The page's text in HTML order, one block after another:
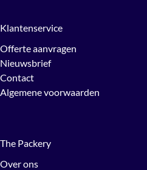
Klantenservice
Offerte aanvragen
Nieuwsbrief
Contact
Algemene voorwaarden
The Packery
Over ons